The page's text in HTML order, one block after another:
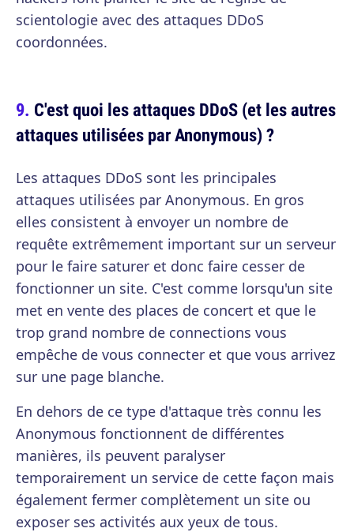
scientologie avec des attaques DDoS
coordonnées.
C'est quoi les attaques DDoS (et les autres
attaques utilisées par Anonymous) ?
Les attaques DDoS sont les principales
attaques utilisées par Anonymous. En gros
elles consistent à envoyer un nombre de
requête extrêmement important sur un serveur
pour le faire saturer et donc faire cesser de
fonctionner un site. C'est comme lorsqu'un site
met en vente des places de concert et que le
trop grand nombre de connections vous
empêche de vous connecter et que vous arrivez
sur une page blanche.
En dehors de ce type d'attaque très connu les
Anonymous fonctionnent de différentes
manières, ils peuvent paralyser
temporairement un service de cette façon mais
également fermer complètement un site ou
exposer ses activités aux yeux de tous.